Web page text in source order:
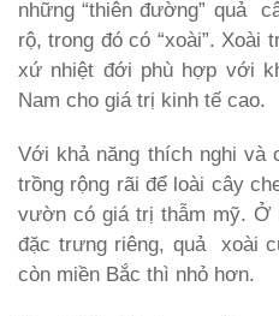
những “thiên đường” quả
rộ, trong đó có “xoài”. Xoài
xứ nhiệt đới phù hợp với
Nam cho giá trị kinh tế cao.
Với khả năng thích nghi và
trồng rộng rãi để loài cây
vườn có giá trị thẫm mỹ. Ở
đặc trưng riêng, quả xoài
còn miền Bắc thì nhỏ hơn.